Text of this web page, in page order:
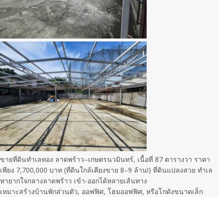
ขายที่ดินทำเลทอง ลาดพร้าว–เกษตรนวมินทร์, เนื้อที่ 87 ตารางวา ราคา
เพียง 7,700,000 บาท (ที่ดินใกล้เคียงขาย 8–9 ล้าน!) ที่ดินแปลงสวย ทำเล
หายากใจกลางลาดพร้าว เข้า-ออกได้หลายเส้นทาง
เหมาะสร้างบ้านพักส่วนตัว, ออฟฟิศ, โฮมออฟฟิศ, หรือโกดังขนาดเล็ก